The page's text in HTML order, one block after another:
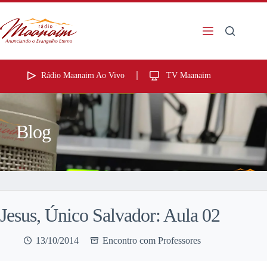
Rádio Maanaim Ao Vivo TV Maanaim
Blog
Jesus, Único Salvador: Aula 02
13/10/2014 Encontro com Professores